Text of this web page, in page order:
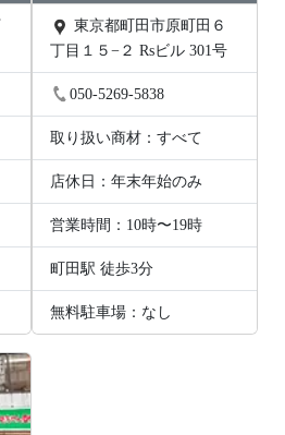
東京都町田市原町田６
丁目１５−２ Rsビル 301号
050-5269-5838
取り扱い商材：すべて
店休日：年末年始のみ
営業時間：10時〜19時
町田駅 徒歩3分
無料駐車場：なし